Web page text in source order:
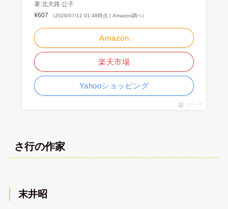
著:北大路 公子
¥607
（2026/07/12 01:48時点 | Amazon調べ）
Amazon
楽天市場
Yahooショッピング
ポチップ
さ行の作家
末井昭